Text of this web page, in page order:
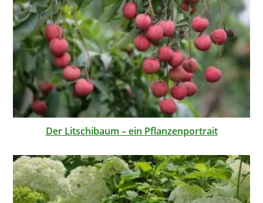
Der Litschibaum – ein Pflanzenportrait